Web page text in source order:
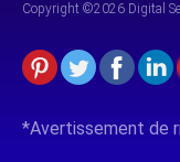
Copyright ©2026 Digital
*Avertissement de